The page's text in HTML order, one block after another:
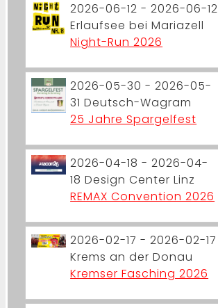
2026-06-12 - 2026-06-12
Erlaufsee bei Mariazell
Night-Run 2026
2026-05-30 - 2026-05-
31 Deutsch-Wagram
25 Jahre Spargelfest
2026-04-18 - 2026-04-
18 Design Center Linz
REMAX Convention 2026
2026-02-17 - 2026-02-17
Krems an der Donau
Kremser Fasching 2026